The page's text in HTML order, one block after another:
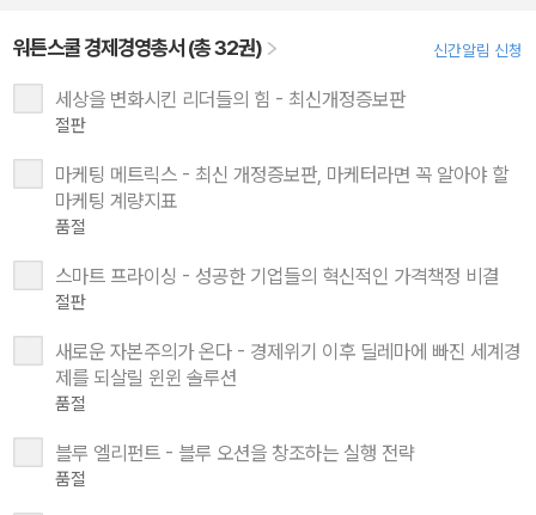
워튼스쿨 경제경영총서 (총 32권) 신간알림 신청
세상을 변화시킨 리더들의 힘 - 최신개정증보판
절판
마케팅 메트릭스 - 최신 개정증보판, 마케터라면 꼭 알아야 할
마케팅 계량지표
품절
스마트 프라이싱 - 성공한 기업들의 혁신적인 가격책정 비결
절판
새로운 자본주의가 온다 - 경제위기 이후 딜레마에 빠진 세계경
제를 되살릴 윈윈 솔루션
품절
블루 엘리펀트 - 블루 오션을 창조하는 실행 전략
품절